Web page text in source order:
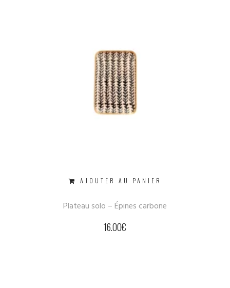
AJOUTER AU PANIER
Plateau solo – Épines carbone
16.00€